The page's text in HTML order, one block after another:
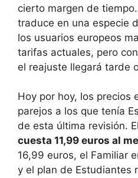
cierto margen de
traduce en una especie
los usuarios europeos
tarifas actuales, pero
el reajuste llegará tarde
Hoy por hoy, los precios
parejos a los que tenía
de esta última revisión. El
cuesta 11,99 euros al
16,99 euros, el Familiar
y el plan de Estudiantes